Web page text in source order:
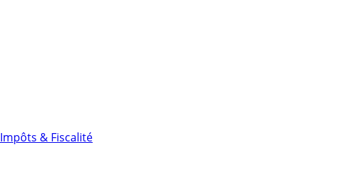
Impôts & Fiscalité